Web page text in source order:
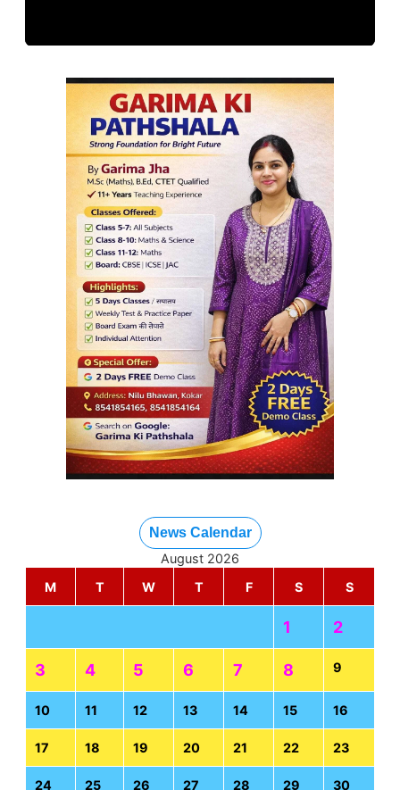
News Calendar
August 2026
M
T W T F S S
1 2
3 4 5 6 7 8 9
10 11 12 13 14 15 16
17 18 19 20 21 22 23
24 25 26 27 28 29 30